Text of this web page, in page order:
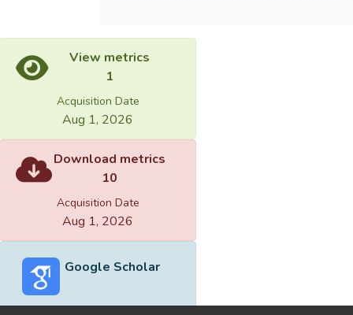
View metrics
1
Acquisition Date
Aug 1, 2026
Download metrics
10
Acquisition Date
Aug 1, 2026
Google Scholar